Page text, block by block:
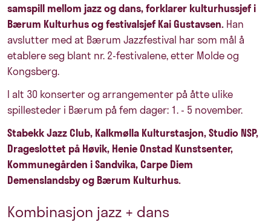
samspill mellom jazz og dans, forklarer kulturhussjef i
Bærum Kulturhus og festivalsjef Kai Gustavsen. Han
avslutter med at Bærum Jazzfestival har som mål å
etablere seg blant nr. 2-festivalene, etter Molde og
Kongsberg.
I alt 30 konserter og arrangementer på åtte ulike
spillesteder i Bærum på fem dager: 1. - 5 november.
Stabekk Jazz Club, Kalkmølla Kulturstasjon, Studio NSP,
Drageslottet på Høvik, Henie Onstad Kunstsenter,
Kommunegården i Sandvika, Carpe Diem
Demenslandsby og Bærum Kulturhus.
Kombinasjon jazz + dans